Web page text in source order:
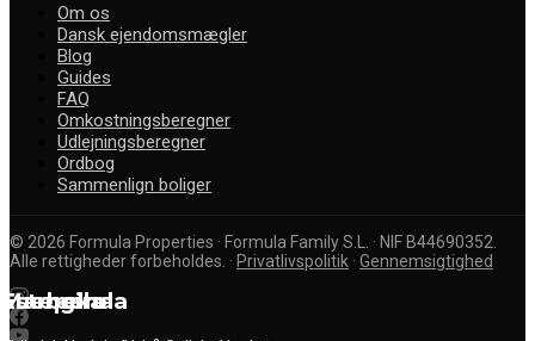
Marbella
Estepona
Fuengirola
Om os
Dansk ejendomsmægler
Blog
Guides
FAQ
Omkostningsberegner
Udlejningsberegner
Ordbog
Sammenlign boliger
© 2026 Formula Properties · Formula Family S.L. · NIF B44690352.
Alle rettigheder forbeholdes. · Privatlivspolitik · Gennemsigtighed